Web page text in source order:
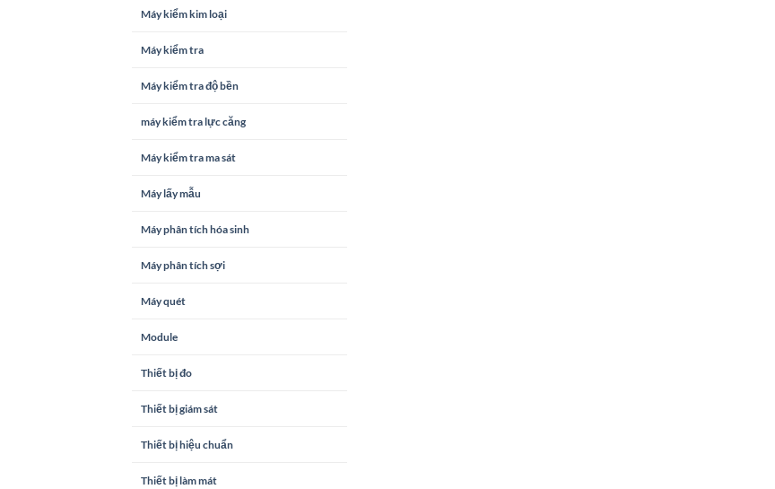
Máy kiểm kim loại
Máy kiểm tra
Máy kiểm tra độ bền
máy kiểm tra lực căng
Máy kiểm tra ma sát
Máy lấy mẫu
Máy phân tích hóa sinh
Máy phân tích sợi
Máy quét
Module
Thiết bị đo
Thiết bị giám sát
Thiết bị hiệu chuẩn
Thiết bị làm mát